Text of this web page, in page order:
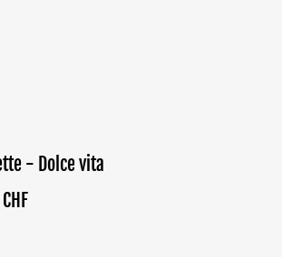
Pochette - Dolce vita